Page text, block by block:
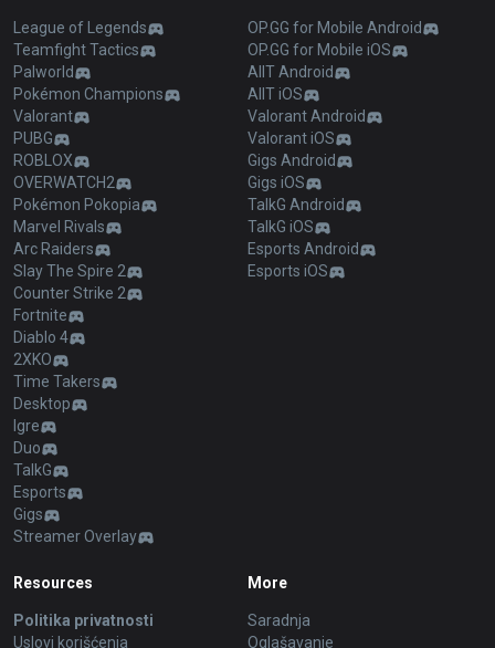
League of Legends
Teamfight Tactics
Palworld
Pokémon Champions
Valorant
PUBG
ROBLOX
OVERWATCH2
Pokémon Pokopia
Marvel Rivals
Arc Raiders
Slay The Spire 2
Counter Strike 2
Fortnite
Diablo 4
2XKO
Time Takers
Desktop
Igre
Duo
TalkG
Esports
Gigs
Streamer Overlay
OP.GG for Mobile Android
OP.GG for Mobile iOS
AllT Android
AllT iOS
Valorant Android
Valorant iOS
Gigs Android
Gigs iOS
TalkG Android
TalkG iOS
Esports Android
Esports iOS
Resources
Politika privatnosti
Uslovi korišćenja
More
Saradnja
Oglašavanje